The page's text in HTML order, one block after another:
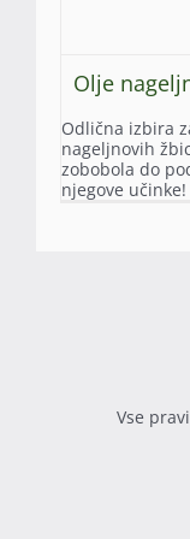
Olje
Odlična izbira
nageljnovih
zobobola do
njegove učinke!
Vse